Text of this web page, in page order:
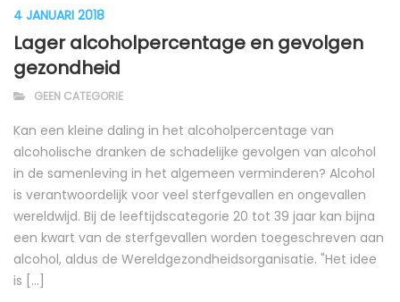
4 JANUARI 2018
Lager alcoholpercentage en gevolgen
gezondheid
GEEN CATEGORIE
Kan een kleine daling in het alcoholpercentage van
alcoholische dranken de schadelijke gevolgen van alcohol
in de samenleving in het algemeen verminderen? Alcohol
is verantwoordelijk voor veel sterfgevallen en ongevallen
wereldwijd. Bij de leeftijdscategorie 20 tot 39 jaar kan bijna
een kwart van de sterfgevallen worden toegeschreven aan
alcohol, aldus de Wereldgezondheidsorganisatie. "Het idee
is [...]